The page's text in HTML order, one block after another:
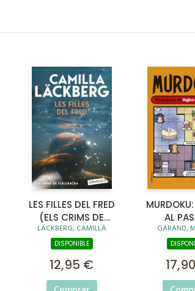
LES FILLES DEL FRED
(ELS CRIMS DE
FJÄLLBACKA)
LÄCKBERG, CAMILLA
DISPONIBLE
12,95 €
AL
GARAND,